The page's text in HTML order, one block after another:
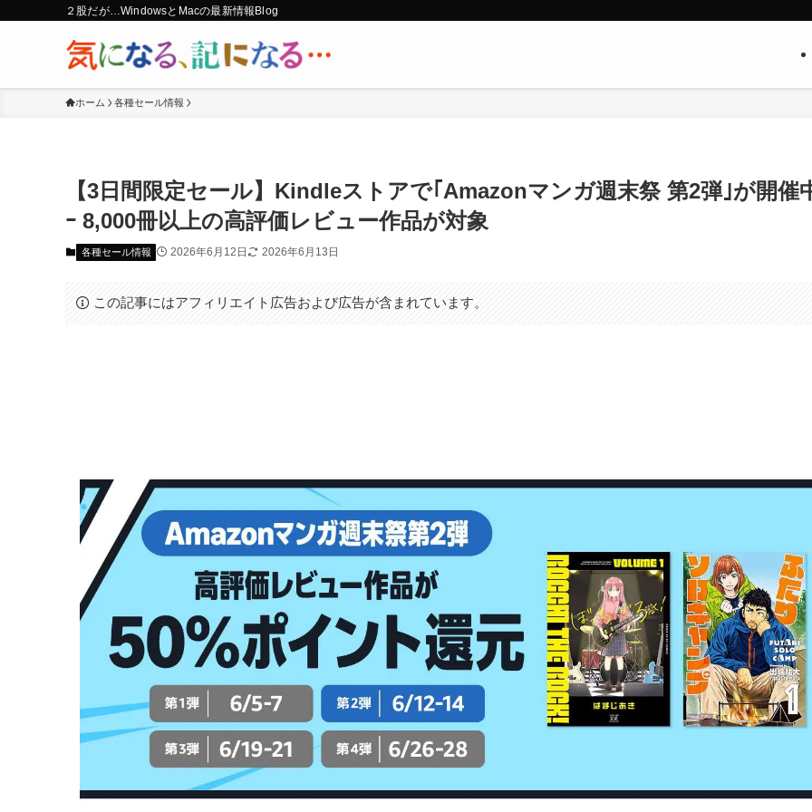
２股だが…WindowsとMacの最新情報Blog
ホーム 各種セール情報
【3日間限定セール】Kindleストアで｢Amazonマンガ週末祭 第2弾｣が開催
ｰ 8,000冊以上の高評価レビュー作品が対象
各種セール情報 2026年6月12日 2026年6月13日
この記事にはアフィリエイト広告および広告が含まれています。